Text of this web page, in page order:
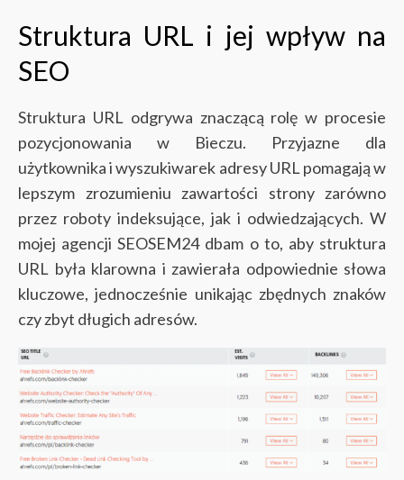
Struktura URL i jej wpływ na
SEO
Struktura URL odgrywa znaczącą rolę w procesie
pozycjonowania w Bieczu. Przyjazne dla
użytkownika i wyszukiwarek adresy URL pomagają w
lepszym zrozumieniu zawartości strony zarówno
przez roboty indeksujące, jak i odwiedzających. W
mojej agencji SEOSEM24 dbam o to, aby struktura
URL była klarowna i zawierała odpowiednie słowa
kluczowe, jednocześnie unikając zbędnych znaków
czy zbyt długich adresów.